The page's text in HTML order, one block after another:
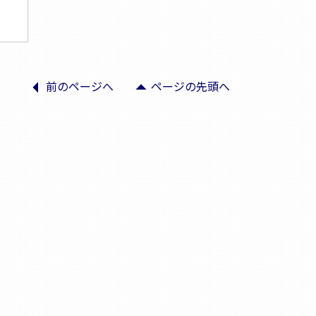
arrow_drop_upページの先頭へ
arrow_left前のページへ